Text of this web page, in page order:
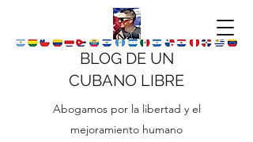
BLOG DE UN
CUBANO LIBRE
Abogamos por la libertad y el
mejoramiento humano